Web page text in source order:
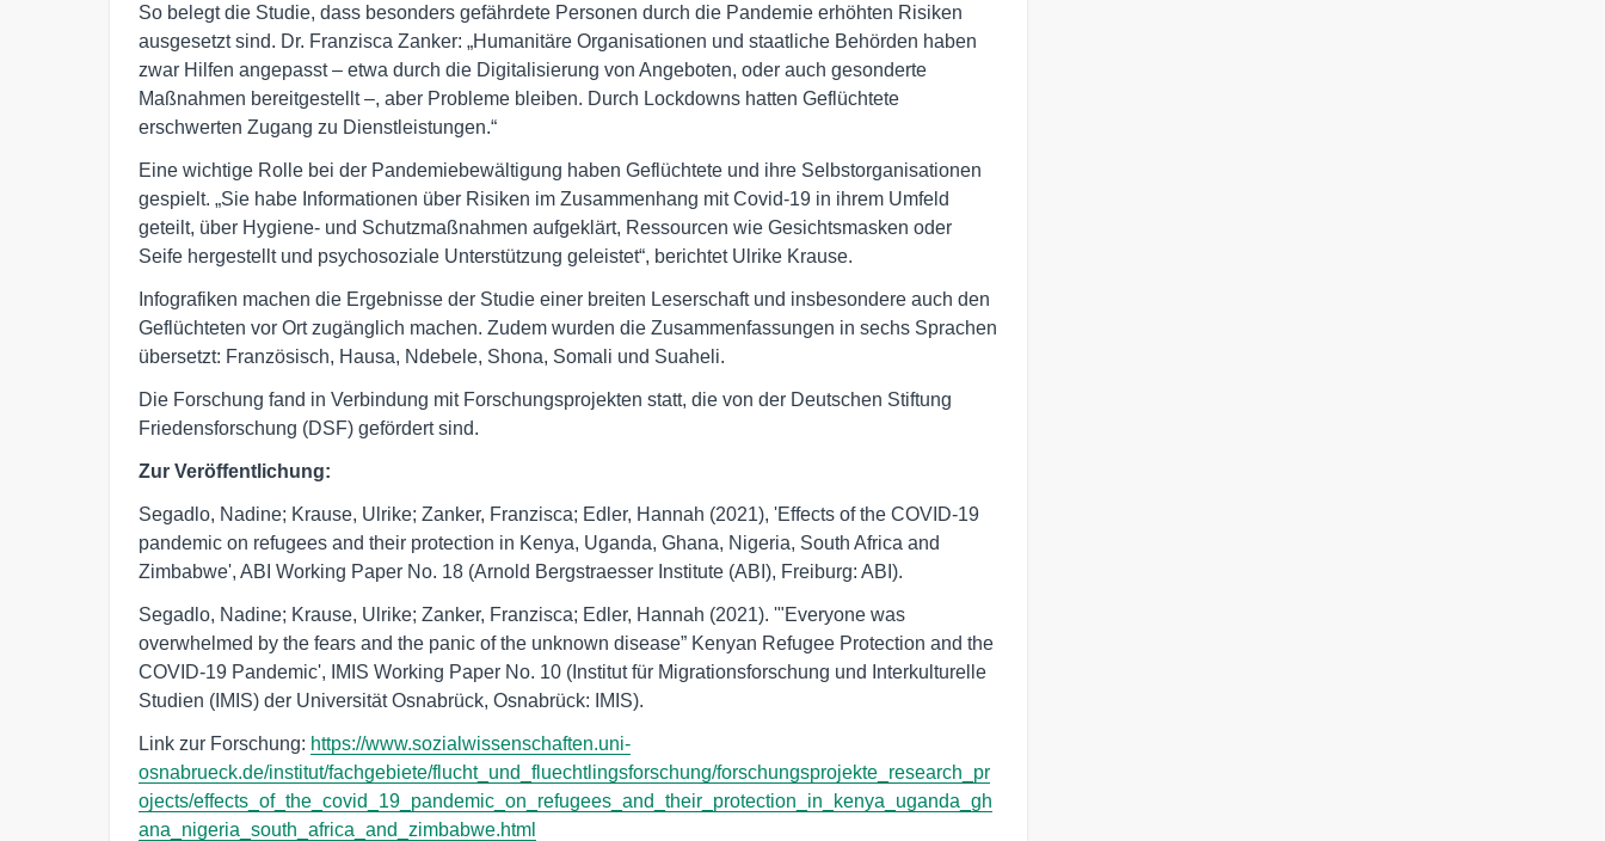
So belegt die Studie, dass besonders gefährdete Personen durch die Pandemie erhöhten Risiken
ausgesetzt sind. Dr. Franzisca Zanker: „Humanitäre Organisationen und staatliche Behörden haben
zwar Hilfen angepasst – etwa durch die Digitalisierung von Angeboten, oder auch gesonderte
Maßnahmen bereitgestellt –, aber Probleme bleiben. Durch Lockdowns hatten Geflüchtete
erschwerten Zugang zu Dienstleistungen.“
Eine wichtige Rolle bei der Pandemiebewältigung haben Geflüchtete und ihre Selbstorganisationen
gespielt. „Sie habe Informationen über Risiken im Zusammenhang mit Covid-19 in ihrem Umfeld
geteilt, über Hygiene- und Schutzmaßnahmen aufgeklärt, Ressourcen wie Gesichtsmasken oder
Seife hergestellt und psychosoziale Unterstützung geleistet“, berichtet Ulrike Krause.
Infografiken machen die Ergebnisse der Studie einer breiten Leserschaft und insbesondere auch den
Geflüchteten vor Ort zugänglich machen. Zudem wurden die Zusammenfassungen in sechs Sprachen
übersetzt: Französisch, Hausa, Ndebele, Shona, Somali und Suaheli.
Die Forschung fand in Verbindung mit Forschungsprojekten statt, die von der Deutschen Stiftung
Friedensforschung (DSF) gefördert sind.
Zur Veröffentlichung:
Segadlo, Nadine; Krause, Ulrike; Zanker, Franzisca; Edler, Hannah (2021), 'Effects of the COVID-19
pandemic on refugees and their protection in Kenya, Uganda, Ghana, Nigeria, South Africa and
Zimbabwe', ABI Working Paper No. 18 (Arnold Bergstraesser Institute (ABI), Freiburg: ABI).
Segadlo, Nadine; Krause, Ulrike; Zanker, Franzisca; Edler, Hannah (2021). '"Everyone was
overwhelmed by the fears and the panic of the unknown disease” Kenyan Refugee Protection and the
COVID-19 Pandemic', IMIS Working Paper No. 10 (Institut für Migrationsforschung und Interkulturelle
Studien (IMIS) der Universität Osnabrück, Osnabrück: IMIS).
Link zur Forschung: https://www.sozialwissenschaften.uni-
osnabrueck.de/institut/fachgebiete/flucht_und_fluechtlingsforschung/forschungsprojekte_research_pr
ojects/effects_of_the_covid_19_pandemic_on_refugees_and_their_protection_in_kenya_uganda_gh
ana_nigeria_south_africa_and_zimbabwe.html